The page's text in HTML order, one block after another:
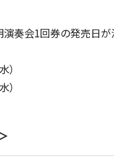
奏会1回券の発売日が
）
）